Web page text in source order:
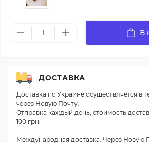
В
ДОСТАВКА
Доставка по Украине осуществляется в
через Новую Почту.
Отправка каждый день, стоимость
100 грн.
Международная доставка: Через Новую